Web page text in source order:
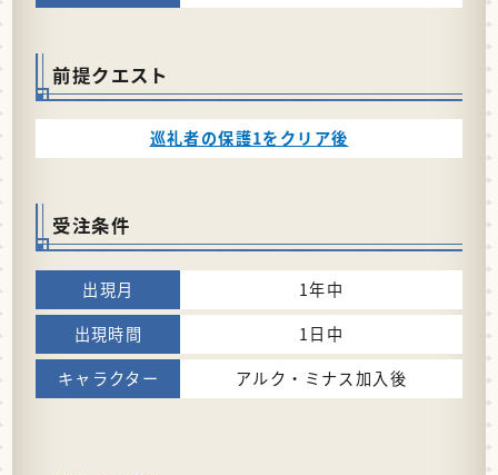
前提クエスト
巡礼者の保護1をクリア後
受注条件
1年中
1日中
アルク・ミナス加入後